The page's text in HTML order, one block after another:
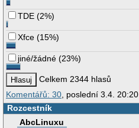
TDE (2%)
Xfce (15%)
jiné/žádné (23%)
Celkem 2344 hlasů
Komentářů: 30 , poslední 3.4. 20:20
Rozcestník
AbcLinuxu